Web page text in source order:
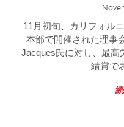
11月初旬、カリフォル
本部で開催された理事
Jacques氏に対し、最高
績賞で